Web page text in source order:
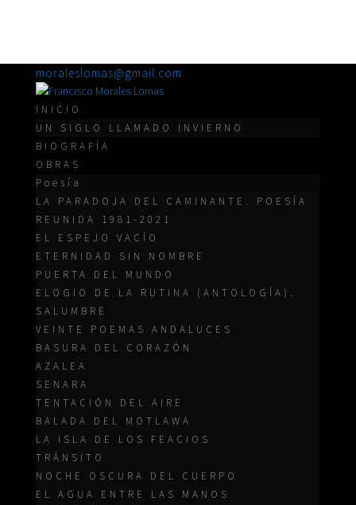
moraleslomas@gmail.com
INICIO
UN SIGLO LLAMADO INVIERNO
BIOGRAFÍA
OBRAS
Poesía
LA PARADOJA DEL CAMINANTE. POESÍA
REUNIDA 1981-2021
EL ESPEJO VACÍO
ETERNIDAD SIN NOMBRE
PUERTA DEL MUNDO
ELOGIO DE LA RUTINA (ANTOLOGÍA).
SALUMBRE
VEINTE POEMAS ANDALUCES
BASURA DEL CORAZÓN
AZALEA
SENARA
TENTACIÓN DEL AIRE
BALADA DEL MOTLAWA
LA ISLA DE LOS FEACIOS
TRÁNSITO
NOCHE OSCURA DEL CUERPO
EL AGUA ENTRE LAS MANOS